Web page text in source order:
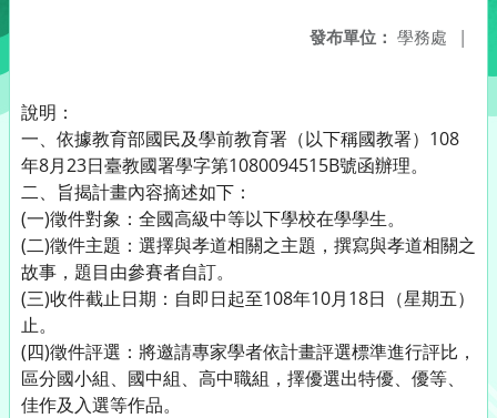
發布單位： 學務處 |
說明：
一、依據教育部國民及學前教育署（以下稱國教署）108
年8月23日臺教國署學字第1080094515B號函辦理。
二、旨揭計畫內容摘述如下：
(一)徵件對象：全國高級中等以下學校在學學生。
(二)徵件主題：選擇與孝道相關之主題，撰寫與孝道相關之
故事，題目由參賽者自訂。
(三)收件截止日期：自即日起至108年10月18日（星期五）
止。
(四)徵件評選：將邀請專家學者依計畫評選標準進行評比，
區分國小組、國中組、高中職組，擇優選出特優、優等、
佳作及入選等作品。